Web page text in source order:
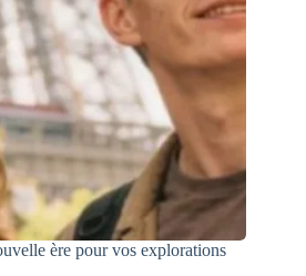
ère pour vos explorations